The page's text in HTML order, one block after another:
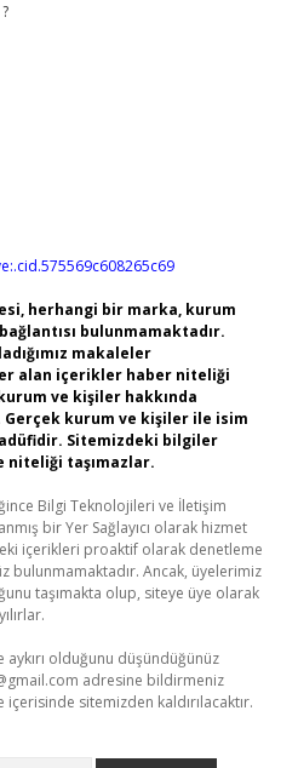
herhangi bir marka, kurum
bulunmamaktadır.
makaleler
alan içerikler haber niteliği
ve kişiler hakkında
Gerçek kurum ve kişiler ile isim
Sitemizdeki bilgiler
niteliği taşımazlar.
Bilgi Teknolojileri ve İletişim
bir Yer Sağlayıcı olarak hizmet
içerikleri proaktif olarak denetleme
bulunmamaktadır. Ancak, üyelerimiz
taşımakta olup, siteye üye olarak
olduğunu düşündüğünüz
adresine bildirmeniz
sitemizden kaldırılacaktır.